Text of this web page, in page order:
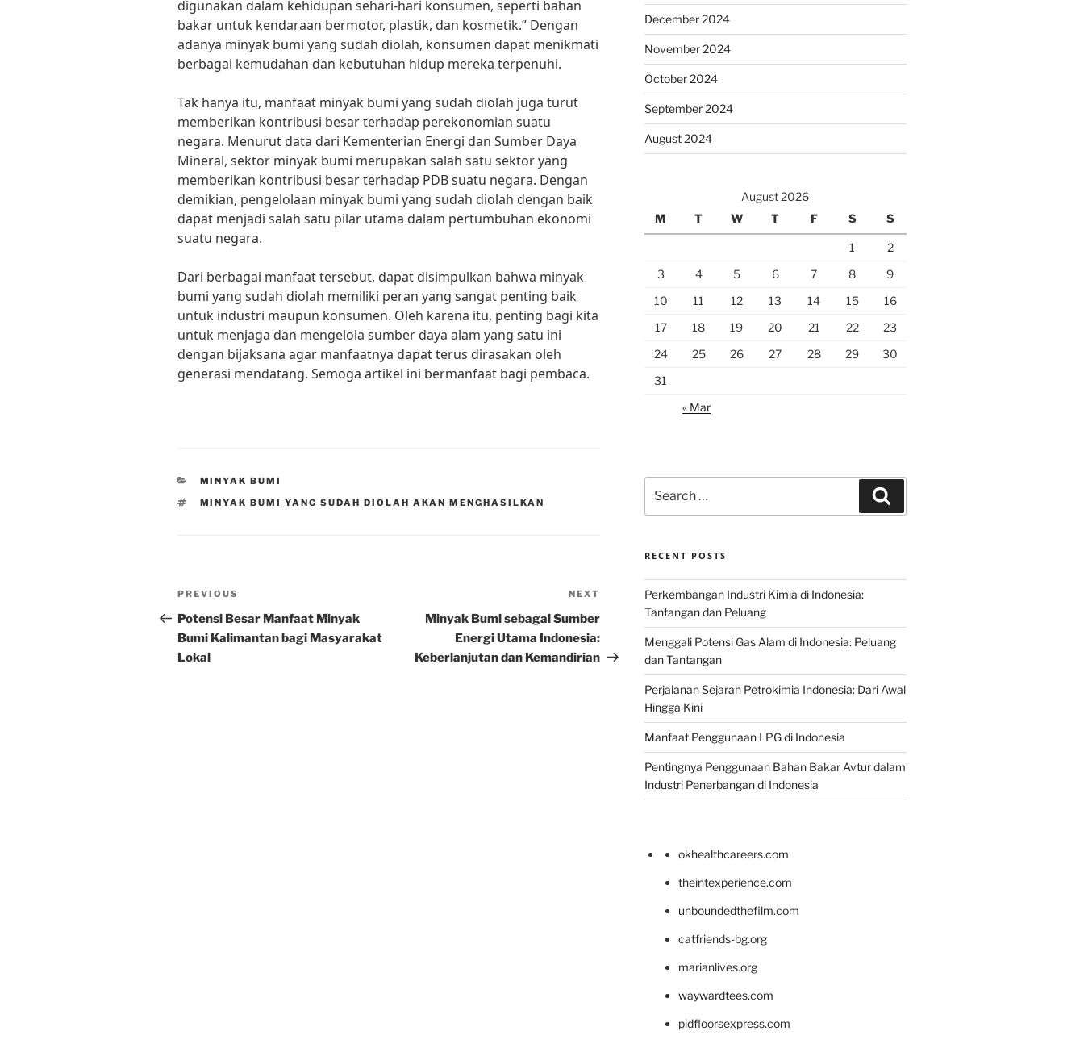
digunakan dalam kehidupan sehari-hari konsumen, seperti bahan
bakar untuk kendaraan bermotor, plastik, dan kosmetik.” Dengan
adanya minyak bumi yang sudah diolah, konsumen dapat menikmati
berbagai kemudahan dan kebutuhan hidup mereka terpenuhi.
Tak hanya itu, manfaat minyak bumi yang sudah diolah juga turut
memberikan kontribusi besar terhadap perekonomian suatu
negara. Menurut data dari Kementerian Energi dan Sumber Daya
Mineral, sektor minyak bumi merupakan salah satu sektor yang
memberikan kontribusi besar terhadap PDB suatu negara. Dengan
demikian, pengelolaan minyak bumi yang sudah diolah dengan baik
dapat menjadi salah satu pilar utama dalam pertumbuhan ekonomi
suatu negara.
Dari berbagai manfaat tersebut, dapat disimpulkan bahwa minyak
bumi yang sudah diolah memiliki peran yang sangat penting baik
untuk industri maupun konsumen. Oleh karena itu, penting bagi kita
untuk menjaga dan mengelola sumber daya alam yang satu ini
dengan bijaksana agar manfaatnya dapat terus dirasakan oleh
generasi mendatang. Semoga artikel ini bermanfaat bagi pembaca.
CATEGORIES
MINYAK BUMI
TAGS
MINYAK BUMI YANG SUDAH DIOLAH AKAN MENGHASILKAN
Post
navigation
Previous
Post
PREVIOUS
Potensi Besar Manfaat Minyak
Bumi Kalimantan bagi Masyarakat
Lokal
Post
NEXT
Minyak Bumi sebagai Sumber
Energi Utama Indonesia:
Keberlanjutan dan Kemandirian
December 2024
November 2024
October 2024
September 2024
August 2024
August 2026
M
T W T F S S
1
2
3
4 5 6 7 8
9
10
11 12 13 14 15
16
17
18 19 20 21 22
23
24
25 26 27 28 29
30
31
« Mar
for:
RECENT POSTS
Perkembangan Industri Kimia di Indonesia:
Tantangan dan Peluang
Menggali Potensi Gas Alam di Indonesia: Peluang
dan Tantangan
Perjalanan Sejarah Petrokimia Indonesia: Dari Awal
Hingga Kini
Manfaat Penggunaan LPG di Indonesia
Pentingnya Penggunaan Bahan Bakar Avtur dalam
Industri Penerbangan di Indonesia
okhealthcareers.com
theintexperience.com
unboundedthefilm.com
catfriends-bg.org
marianlives.org
waywardtees.com
pidfloorsexpress.com